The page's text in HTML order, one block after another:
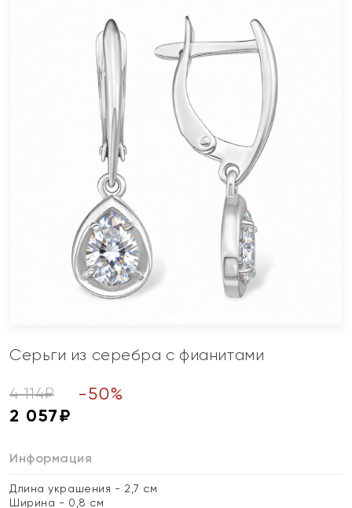
Серьги из серебра с фианитами
4 114₽ -50%
2 057₽
Информация
Длина украшения - 2,7 см
Ширина - 0,8 см